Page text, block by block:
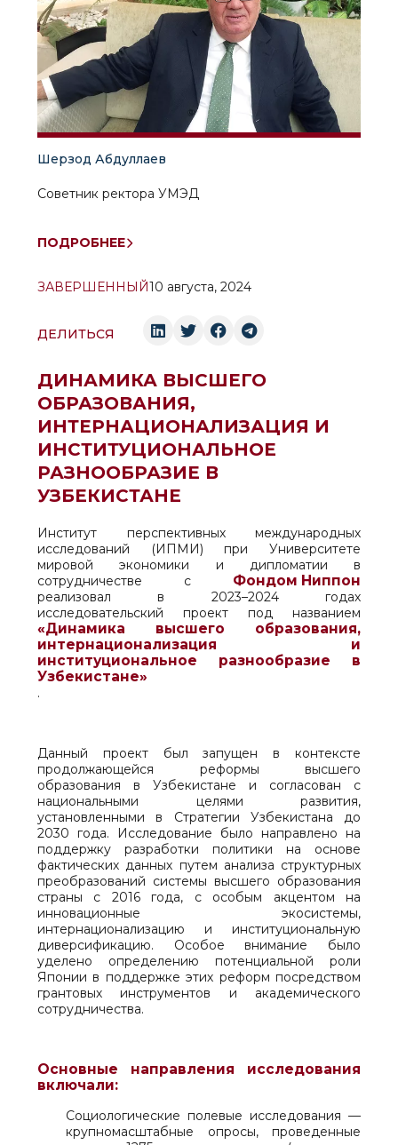
Шерзод Абдуллаев
Советник ректора УМЭД
ПОДРОБНЕЕ
ЗАВЕРШЕННЫЙ10 августа, 2024
ДЕЛИТЬСЯ
ДИНАМИКА ВЫСШЕГО
ОБРАЗОВАНИЯ,
ИНТЕРНАЦИОНАЛИЗАЦИЯ И
ИНСТИТУЦИОНАЛЬНОЕ
РАЗНООБРАЗИЕ В
УЗБЕКИСТАНЕ
Институт перспективных международных
исследований (ИПМИ) при Университете
мировой экономики и дипломатии в
сотрудничестве с Фондом Ниппон
реализовал в 2023–2024 годах
исследовательский проект под названием
«Динамика высшего образования,
интернационализация и
институциональное разнообразие в
Узбекистане»
.
Данный проект был запущен в контексте
продолжающейся реформы высшего
образования в Узбекистане и согласован с
национальными целями развития,
установленными в Стратегии Узбекистана до
2030 года. Исследование было направлено на
поддержку разработки политики на основе
фактических данных путем анализа структурных
преобразований системы высшего образования
страны с 2016 года, с особым акцентом на
инновационные экосистемы,
интернационализацию и институциональную
диверсификацию. Особое внимание было
уделено определению потенциальной роли
Японии в поддержке этих реформ посредством
грантовых инструментов и академического
сотрудничества.
Основные направления исследования
включали:
Социологические полевые исследования —
крупномасштабные опросы, проведенные